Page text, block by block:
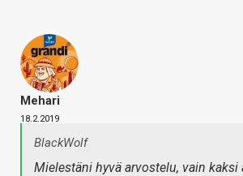
Mehari
18.2.2019
BlackWolf
Mielestäni hyvä arvostelu, vain kaksi